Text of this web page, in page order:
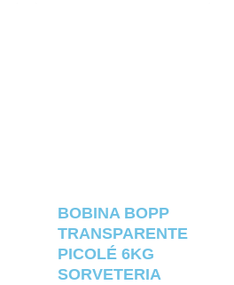
BOBINA BOPP
TRANSPARENTE
PICOLÉ 6KG
SORVETERIA